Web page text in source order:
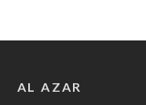
AL AZAR